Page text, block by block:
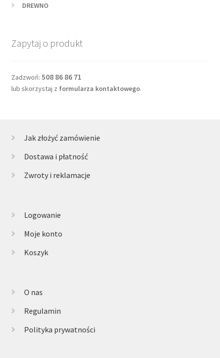
DREWNO
Zapytaj o produkt
Zadzwoń: 508 86 86 71
lub skorzystaj z formularza kontaktowego.
Jak złożyć zamówienie
Dostawa i płatność
Zwroty i reklamacje
Logowanie
Moje konto
Koszyk
O nas
Regulamin
Polityka prywatności